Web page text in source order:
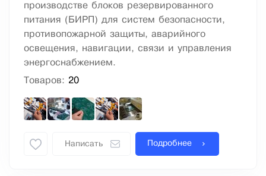
производстве блоков резервированного
питания (БИРП) для систем безопасности,
противопожарной защиты, аварийного
освещения, навигации, связи и управления
энергоснабжением.
Товаров: 20
Написать Подробнее